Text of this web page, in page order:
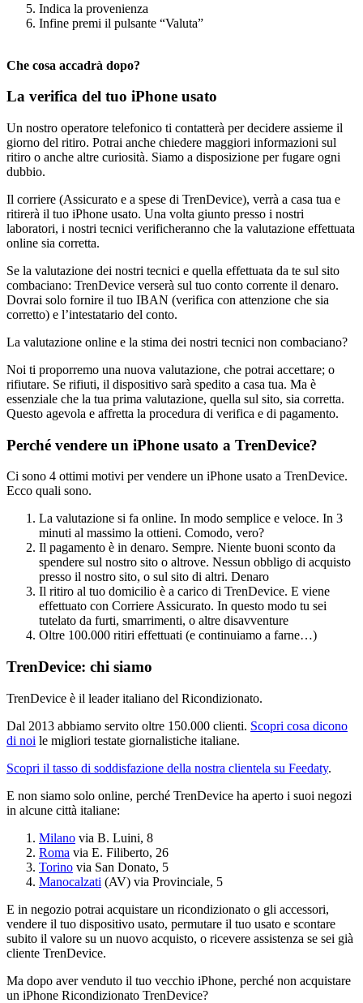
Indica la provenienza
Infine premi il pulsante “Valuta”
Che cosa accadrà dopo?
La verifica del tuo iPhone usato
Un nostro operatore telefonico ti contatterà per decidere assieme il
giorno del ritiro. Potrai anche chiedere maggiori informazioni sul
ritiro o anche altre curiosità. Siamo a disposizione per fugare ogni
dubbio.
Il corriere (Assicurato e a spese di TrenDevice), verrà a casa tua e
ritirerà il tuo iPhone usato. Una volta giunto presso i nostri
laboratori, i nostri tecnici verificheranno che la valutazione effettuata
online sia corretta.
Se la valutazione dei nostri tecnici e quella effettuata da te sul sito
combaciano: TrenDevice verserà sul tuo conto corrente il denaro.
Dovrai solo fornire il tuo IBAN (verifica con attenzione che sia
corretto) e l’intestatario del conto.
La valutazione online e la stima dei nostri tecnici non combaciano?
Noi ti proporremo una nuova valutazione, che potrai accettare; o
rifiutare. Se rifiuti, il dispositivo sarà spedito a casa tua. Ma è
essenziale che la tua prima valutazione, quella sul sito, sia corretta.
Questo agevola e affretta la procedura di verifica e di pagamento.
Perché vendere un iPhone usato a TrenDevice?
Ci sono 4 ottimi motivi per vendere un iPhone usato a TrenDevice.
Ecco quali sono.
La valutazione si fa online. In modo semplice e veloce. In 3
minuti al massimo la ottieni. Comodo, vero?
Il pagamento è in denaro. Sempre. Niente buoni sconto da
spendere sul nostro sito o altrove. Nessun obbligo di acquisto
presso il nostro sito, o sul sito di altri. Denaro
Il ritiro al tuo domicilio è a carico di TrenDevice. E viene
effettuato con Corriere Assicurato. In questo modo tu sei
tutelato da furti, smarrimenti, o altre disavventure
Oltre 100.000 ritiri effettuati (e continuiamo a farne…)
TrenDevice: chi siamo
TrenDevice è il leader italiano del Ricondizionato.
Dal 2013 abbiamo servito oltre 150.000 clienti. Scopri cosa dicono
di noi le migliori testate giornalistiche italiane.
Scopri il tasso di soddisfazione della nostra clientela su Feedaty.
E non siamo solo online, perché TrenDevice ha aperto i suoi negozi
in alcune città italiane:
Milano via B. Luini, 8
Roma via E. Filiberto, 26
Torino via San Donato, 5
Manocalzati (AV) via Provinciale, 5
E in negozio potrai acquistare un ricondizionato o gli accessori,
vendere il tuo dispositivo usato, permutare il tuo usato e scontare
subito il valore su un nuovo acquisto, o ricevere assistenza se sei già
cliente TrenDevice.
Ma dopo aver venduto il tuo vecchio iPhone, perché non acquistare
un iPhone Ricondizionato TrenDevice?